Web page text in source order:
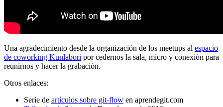
Una agradecimiento desde la organización de los meetups al espacio
de coworking Kunlabori por cedernos la sala, micro y conexión para
reunirnos y hacer la grabación.
Otros enlaces:
Serie de artículos sobre git-flow en aprendegit.com